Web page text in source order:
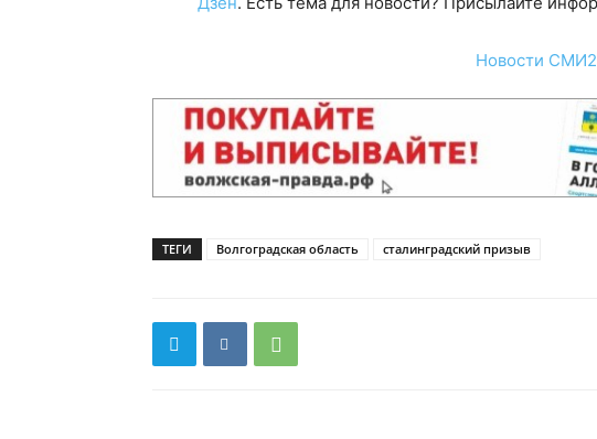
Новости СМИ2
ТЕГИ Волгоградская область сталинградский призыв